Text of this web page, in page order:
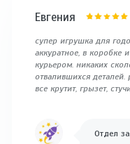
Евгения
супер игрушка для
аккуратное, в коробке
курьером. никаких
отвалившихся деталей.
все крутит, грызет,
Отдел